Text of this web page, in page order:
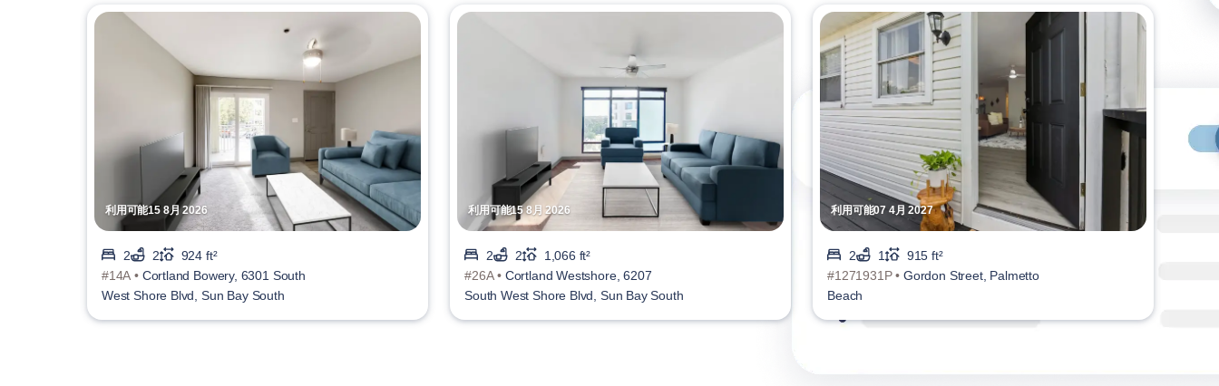
利用可能15 8月 2026
2 2
924 ft²
#14A • Cortland Bowery, 6301 South
West Shore Blvd, Sun Bay South
利用可能15 8月 2026
2 2
1,066 ft²
#26A • Cortland Westshore, 6207
South West Shore Blvd, Sun Bay South
利用可能07 4月 2027
2 1
915 ft²
#1271931P • Gordon Street, Palmetto
Beach